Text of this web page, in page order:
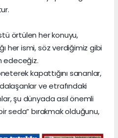
örtülen her konuyu,
her ismi, söz verdiğimiz gibi
edeceğiz.
kapattığını sananlar,
ve etrafındaki
şu dünyada asıl önemli
seda” bırakmak olduğunu,